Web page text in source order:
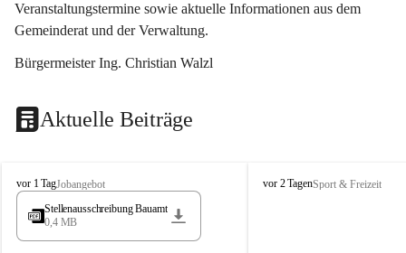
Veranstaltungstermine sowie aktuelle Informationen aus dem
Gemeinderat und der Verwaltung.
Bürgermeister Ing. Christian Walzl
Aktuelle Beiträge
S
t
s
vor 1 TagJobangebot
Stellenausschreibung Bauamt
0,4 MB
S
vor 2 TagenSport & Freizeit